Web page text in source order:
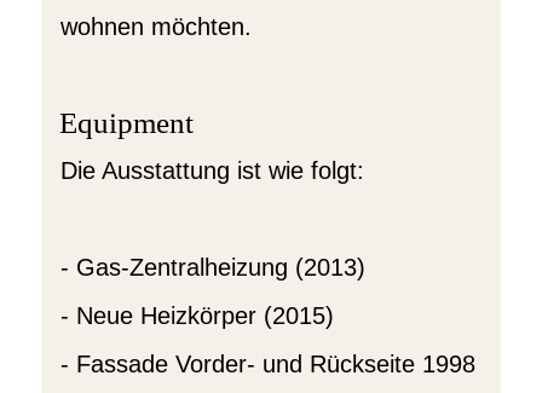
wohnen möchten.
Equipment
Die Ausstattung ist wie folgt:
- Gas-Zentralheizung (2013)
- Neue Heizkörper (2015)
- Fassade Vorder- und Rückseite 1998